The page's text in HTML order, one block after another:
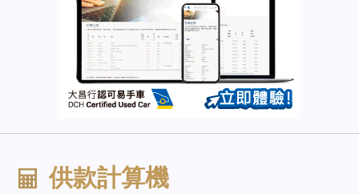
供款計算機